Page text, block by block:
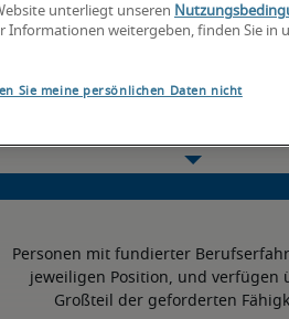
50. Perzentil
Personen mit fundierter
jeweiligen Position, und verfügen
Großteil der geforderten
unterliegt unseren
Informationen weitergeben, finden Sie in
Sie meine persönlichen Daten nicht